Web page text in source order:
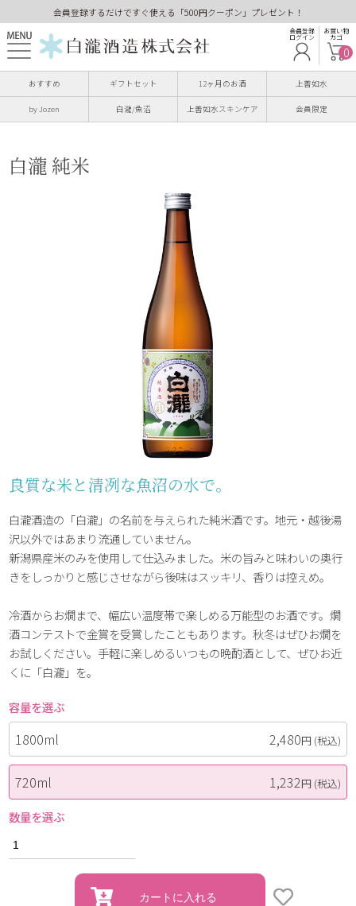
会員登録するだけですぐ使える「500円クーポン」プレゼント！
会員登録
ログイン
お買い物
カゴ
0
おすすめ ギフトセット 12ヶ月のお酒 上善如水
by Jozen 白瀧/魚沼 上善如水スキンケア 会員限定
白瀧 純米
良質な米と清冽な魚沼の水で。
白瀧酒造の「白瀧」の名前を与えられた純米酒です。地元・越後湯
沢以外ではあまり流通していません。
新潟県産米のみを使用して仕込みました。米の旨みと味わいの奥行
きをしっかりと感じさせながら後味はスッキリ、香りは控えめ。
冷酒からお燗まで、幅広い温度帯で楽しめる万能型のお酒です。燗
酒コンテストで金賞を受賞したこともあります。秋冬はぜひお燗を
お試しください。手軽に楽しめるいつもの晩酌酒として、ぜひお近
くに「白瀧」を。
容量を選ぶ
1800ml 2,480円 (税込)
720ml 1,232円 (税込)
数量を選ぶ